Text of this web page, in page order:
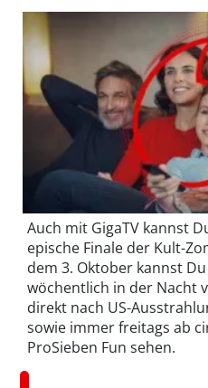
Auch mit GigaTV kannst
epische Finale der Kult-
dem 3. Oktober kannst
wöchentlich in der Nacht
direkt nach US-
sowie immer freitags ab
ProSieben Fun sehen.